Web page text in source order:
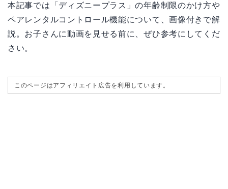
本記事では「ディズニープラス」の年齢制限のかけ方や
ペアレンタルコントロール機能について、画像付きで解
説。お子さんに動画を見せる前に、ぜひ参考にしてくだ
さい。
このページはアフィリエイト広告を利用しています。